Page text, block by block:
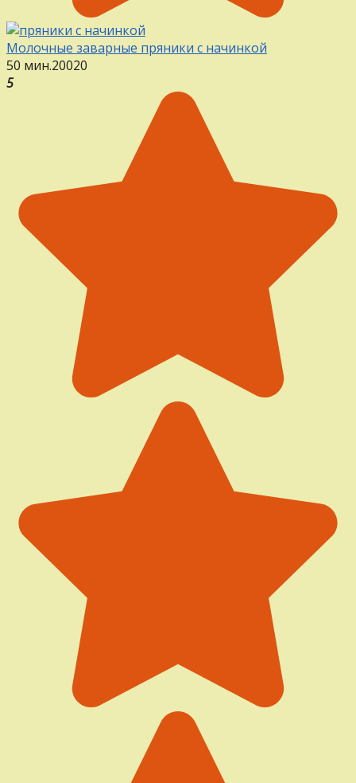
Молочные заварные пряники с начинкой
50 мин.20020
5